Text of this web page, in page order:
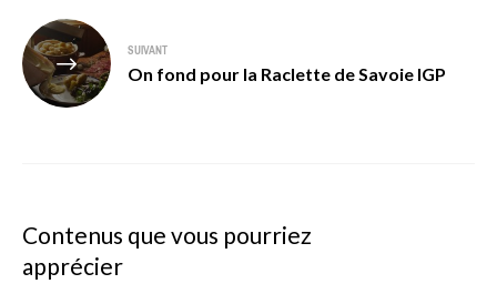
SUIVANT
On fond pour la Raclette de Savoie IGP
Contenus que vous pourriez
apprécier